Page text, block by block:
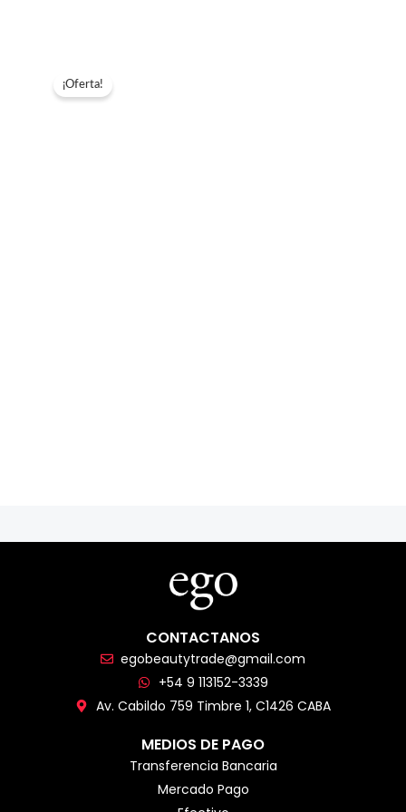
¡Oferta!
CONTACTANOS
egobeautytrade@gmail.com
+54 9 113152-3339
Av. Cabildo 759 Timbre 1, C1426 CABA
MEDIOS DE PAGO
Transferencia Bancaria
Mercado Pago